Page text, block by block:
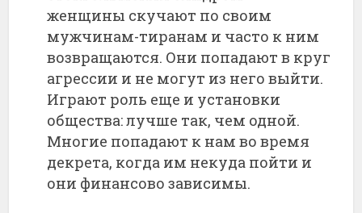
женщины скучают по своим
мужчинам-тиранам и часто к ним
возвращаются. Они попадают в круг
агрессии и не могут из него выйти.
Играют роль еще и установки
общества: лучше так, чем одной.
Многие попадают к нам во время
декрета, когда им некуда пойти и
они финансово зависимы.